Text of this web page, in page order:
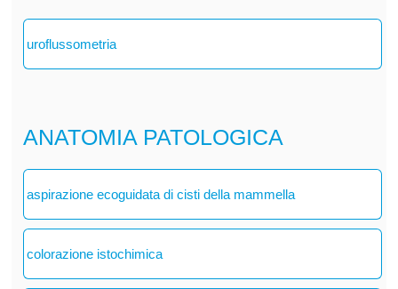
uroflussometria
ANATOMIA PATOLOGICA
aspirazione ecoguidata di cisti della mammella
colorazione istochimica